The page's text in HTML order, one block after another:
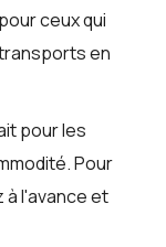
ceux qui
en
pour les
Pour
l'avance et